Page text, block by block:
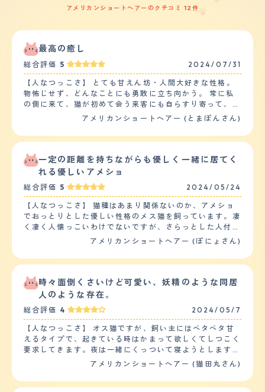
アメリカンショートヘアーのクチコミ 12件
最高の癒し
総合評価 5 2024/07/31
【人なつっこさ】 とても甘えん坊・人間大好きな性格。
物怖じせず、どんなことにも勇敢に立ち向かう。 常に私
の側に来て、猫が初めて会う来客にも自らすり寄って、来
客を歓迎する。 人間が大好きなので、窓の外にガス作業
私の頭の横や足の間でお腹を上にしながら爆睡している。
多少乱暴に扱われてもじっと我慢をしてすぐに攻撃仕返す
事がない。 【落ち着き】 基本、窓辺かソファーに横にな
っており、騒がしい！と感じる事が全くない。 時々走り
回るが、普段はゆっくり家の中を散策し、満足するとお気
に入りスポットで横になっている。 突然暴れて物を落と
す事も一度もなく、常に大人しい。 【しつけやすさ】 お
やつを与える際に「トン(おてのような)」を教えたら、数
日で覚えてくれ、おやつを見るとこちらから何も言わなく
てもトンをしてくれる。 爪切りがとても苦手で、子猫の
切りをするとおやつがもらえる」と理解してくれたので、
すんなりと爪を切らせてくれる。 【お手入れ】 猫なので
やはり抜け毛は通年ゴッソリとすごいですが、短毛種なの
でシャンプーの必要がなく、目やにもほとんど出ないので
あまりお手入れをする必要がなく楽。 ブラッシングは３
日に一回ほどで、頻繁に行う必要がない。 一度血尿が出
てしまい受診したところ「ストルバイト尿症」にかかって
しまい、獣医師に相談した結果、小麦などが体質に合わな
いので治療食を与えている。 去勢手術を行った事や、ア
メリカンショートヘアの元の体質により、体重が増えやす
を探して「ナォーン」と鳴くが、ほとんど鳴くことがな
アメリカンショートヘアー (とまぽんさん)
一定の距離を持ちながらも優しく一緒に居てく
れる優しいアメショ
総合評価 5 2024/05/24
【人なつっこさ】 猫種はあまり関係ないのか、アメショ
でおっとりとした優しい性格のメス猫を飼っています。凄
く凄く人懐っこいわけでないですが、さらっとした人付き
合いでおしとやかです。よほどうるさいとか騒ぐとかなけ
れば、軽く誰とでも触れ合える人懐っこさはあります。し
かし、あまりデレデレでなくあくまで軽く触れ合う程度で
るか逃げてしまいます。人なつっこさは中のちょっと上く
らいでしょうか。 【落ち着き】 落ち着きはかなりぴか一
です。これは猫種というより完全にこの猫の性格です。常
におっとりとしており、逆にあまり騒いでいるところをみ
たことがありません。たまに用を足した後にハイになるく
らいで、それ以外はマイペースにひっそりとのんびりして
います。 【しつけやすさ】 しつけやすさもさほど困るこ
とはありません。ただ、他の猫ちゃんも同じだと思います
が爪切りは機嫌が良くないと難しいものですね。トイレも
もないので、猫のなかでは飼いやすい方です。猫なのでし
アメリカンショートヘアー (ぽにょさん)
時々面倒くさいけど可愛い、妖精のような同居
人のような存在。
総合評価 4 2024/05/7
【人なつっこさ】 オス猫ですが、飼い主にはベタベタ甘
えるタイプで、起きている時はかまって欲しくてしつこく
要求してきます。夜は一緒にくっついて寝ようとします。
反面、けっこうな人見知りです。知らない人が触ると怒っ
て、時おり手が出ます。しかし、何故か女の人には自分か
ら近づいていきます。動物病院に連れて行くと、他の動物
アメリカンショートヘアー (猫田丸さん)